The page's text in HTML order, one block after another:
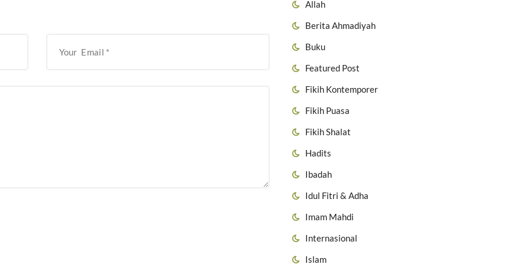
Allah
Berita Ahmadiyah
Buku
Featured Post
Fikih Kontemporer
Fikih Puasa
Fikih Shalat
Hadits
Ibadah
Idul Fitri & Adha
Imam Mahdi
Internasional
Islam